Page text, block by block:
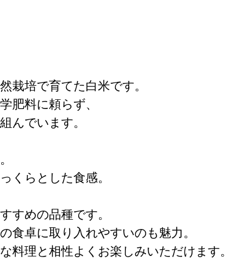
栽培で育てた白米です。
肥料に頼らず、
んでいます。
くらとした食感。
すめの品種です。
食卓に取り入れやすいのも魅力。
料理と相性よくお楽しみいただけます。